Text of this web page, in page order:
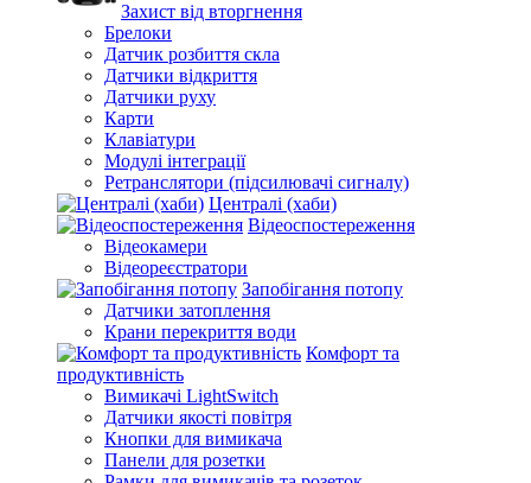
Захист від вторгнення
Брелоки
Датчик розбиття скла
Датчики відкриття
Датчики руху
Карти
Клавіатури
Модулі інтеграції
Ретранслятори (підсилювачі сигналу)
Централі (хаби)
Відеоспостереження
Відеокамери
Відеореєстратори
Запобігання потопу
Датчики затоплення
Крани перекриття води
Комфорт та
продуктивність
Вимикачі LightSwitch
Датчики якості повітря
Кнопки для вимикача
Панели для розетки